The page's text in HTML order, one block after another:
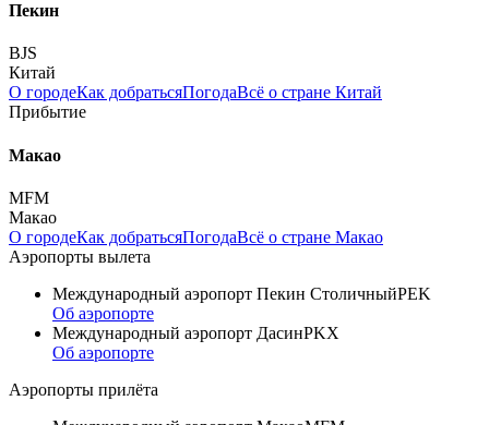
Пекин
BJS
Китай
О городеКак добратьсяПогодаВсё о стране Китай
Прибытие
Макао
MFM
Макао
О городеКак добратьсяПогодаВсё о стране Макао
Аэропорты вылета
Международный аэропорт Пекин СтоличныйPEK
Об аэропорте
Международный аэропорт ДасинPKX
Об аэропорте
Аэропорты прилёта